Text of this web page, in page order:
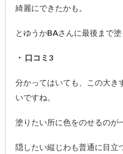
綺麗にできたかも。
とゆうかBAさんに最後まで
・ 口コミ3
分かってはいても、この大き
いですね。
塗りたい所に色をのせるのが
隠したい縦じわも普通に目立